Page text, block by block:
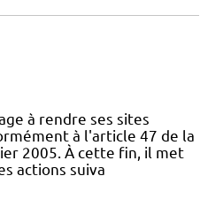
à rendre ses sites
à l'article 47 de la
2005. À cette fin, il met
actions suiva